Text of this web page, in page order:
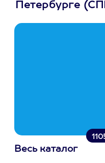
Петербурге
Весь каталог